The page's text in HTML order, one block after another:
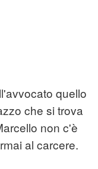
quello
che si trova
non c'è
al carcere.